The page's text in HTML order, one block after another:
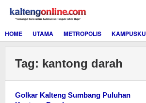
konten
HOME
UTAMA METROPOLIS KAMPUSKU
Tag: kantong darah
Golkar Kalteng Sumbang Puluhan